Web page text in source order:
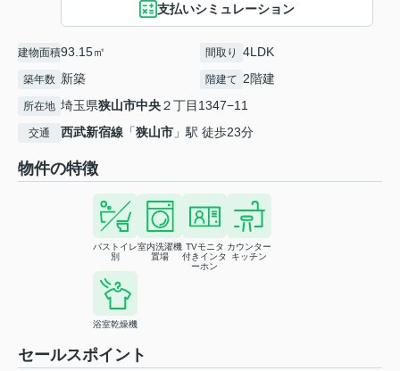
支払いシミュレーション
建物面積93.15㎡ 間取り 4LDK
築年数 新築 階建て 2階建
所在地 埼玉県狭山市中央２丁目1347−11
交通 西武新宿線 「狭山市 」駅 徒歩23分
物件の特徴
バストイレ
別
室内洗濯機
置場
TVモニタ
付きインタ
ーホン
カウンター
キッチン
浴室乾燥機
セールスポイント